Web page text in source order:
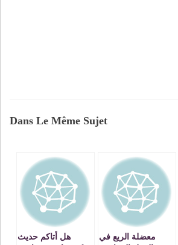
Dans Le Même Sujet
معضلة الريع في
هل أتاكم حديث